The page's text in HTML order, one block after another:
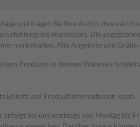
und fragen Sie Ihre Ärztin, Ihren
des Herstellers. Die
vorbehalten. Alle Angebote und
Produkte in deinem Warenkorb
Etikett und Produktinformationen lesen.
bei uns werktags von Montag bis